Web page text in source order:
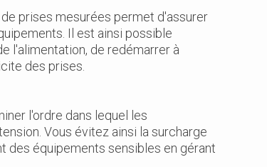
prises mesurées permet d'assurer
Il est ainsi possible
l'alimentation, de redémarrer à
des prises.
l'ordre dans lequel les
Vous évitez ainsi la surcharge
des équipements sensibles en gérant